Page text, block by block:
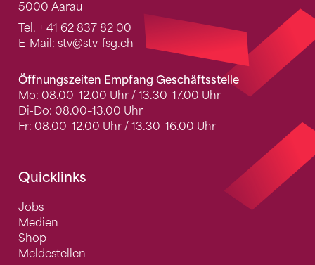
5000 Aarau
Tel. + 41 62 837 82 00
E-Mail: stv@stv-fsg.ch
Öffnungszeiten Empfang Geschäftsstelle
Mo: 08.00–12.00 Uhr / 13.30–17.00 Uhr
Di-Do: 08.00–13.00 Uhr
Fr: 08.00–12.00 Uhr / 13.30–16.00 Uhr
Quicklinks
Jobs
Medien
Shop
Meldestellen